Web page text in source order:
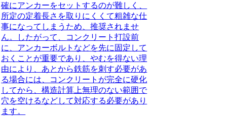
確にアンカーをセットするのが難しく、
所定の定着長さを取りにくくて粗雑な仕
事になってしまうため、推奨されませ
ん。したがって、
コンクリート打設前
に、アンカーボルトなどを先に固定して
おくことが重要であり、やむを得ない理
由により、あとから鉄筋を刺す必要があ
る場合には、コンクリートが完全に硬化
してから、構造計算上無理のない範囲で
穴を空けるなどして対応する必要があり
ます。